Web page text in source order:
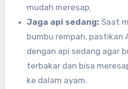
mudah meresap.
Jaga api sedang: Saat
bumbu rempah, pastikan
dengan api sedang agar
terbakar dan bisa
ke dalam ayam.